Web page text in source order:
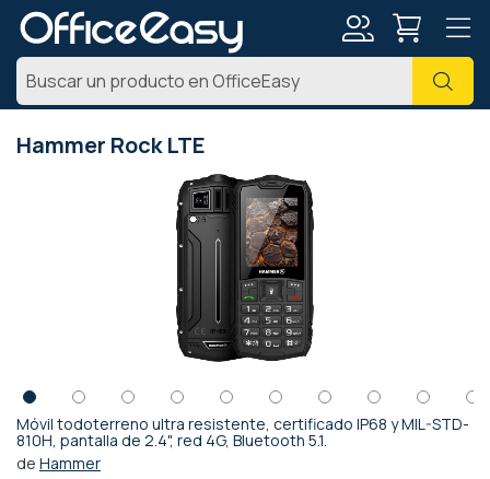
Hammer Rock LTE
Móvil todoterreno ultra resistente, certificado IP68 y MIL-STD-
810H, pantalla de 2.4", red 4G, Bluetooth 5.1.
de Hammer
Saltar
al